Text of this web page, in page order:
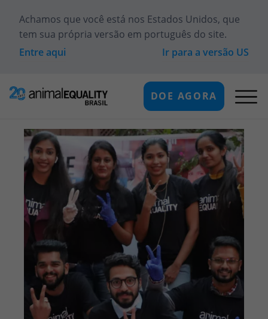
Achamos que você está nos Estados Unidos, que
tem sua própria versão em português do site.
Entre aqui
Ir para a versão US
DOE AGORA